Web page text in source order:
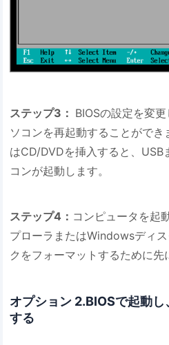
ステップ3： BIOSの設定を変
ソコンを再起動することがで
はCD/DVDを挿入すると、USB
コンが起動します。
ステップ4： コンピュータを起
プローラまたはWindowsディ
クをフォーマットするために先
オプション 2.BIOSで起動
する